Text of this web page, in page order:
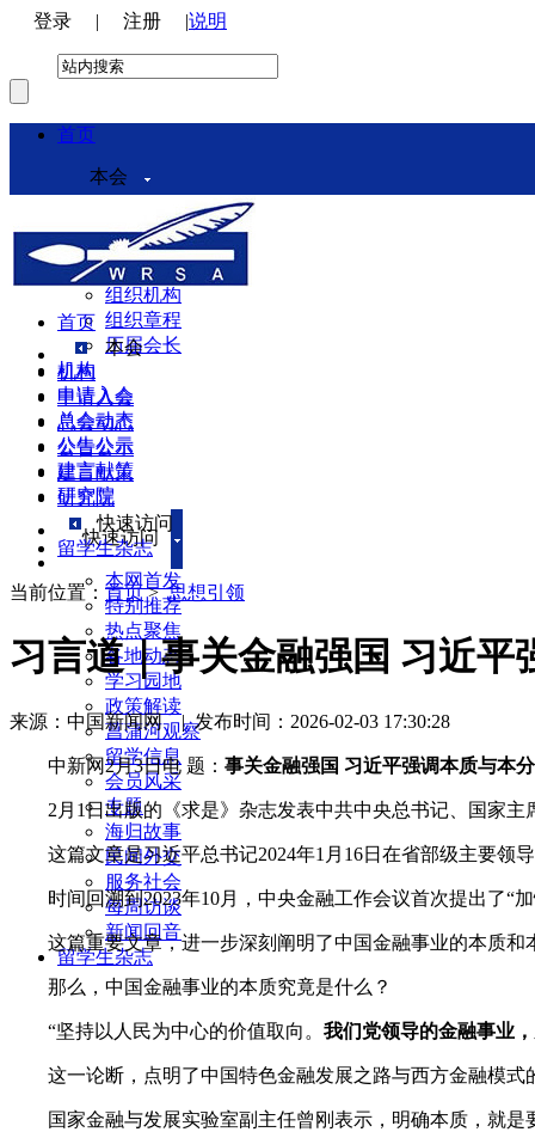
登录 | 注册 |说明
首页
本会
本会介绍
领导机构
理事会
组织机构
组织章程
历届会长
机构
申请入会
总会动态
公告公示
建言献策
研究院
快速访问
本网首发
特别推荐
热点聚焦
各地动态
学习园地
政策解读
菖蒲河观察
留学信息
会员风采
专题
海归故事
民间外交
服务社会
每周访谈
新闻回音
留学生杂志
首页
本会
机构
申请入会
总会动态
公告公示
建言献策
研究院
快速访问
留学生杂志
当前位置： 首页>思想引领
习言道｜事关金融强国 习近平
来源：中国新闻网 |发布时间：2026-02-03 17:30:28
中新网2月3日电 题： 事关金融强国 习近平强调本质与本分
2月1日出版的《求是》杂志发表中共中央总书记、国家主
这篇文章是习近平总书记2024年1月16日在省部级主要领
时间回溯到2023年10月，中央金融工作会议首次提出了“加
这篇重要文章，进一步深刻阐明了中国金融事业的本质和
那么，中国金融事业的本质究竟是什么？
“坚持以人民为中心的价值取向。 我们党领导的金融事业
这一论断，点明了中国特色金融发展之路与西方金融模式
国家金融与发展实验室副主任曾刚表示，明确本质，就是